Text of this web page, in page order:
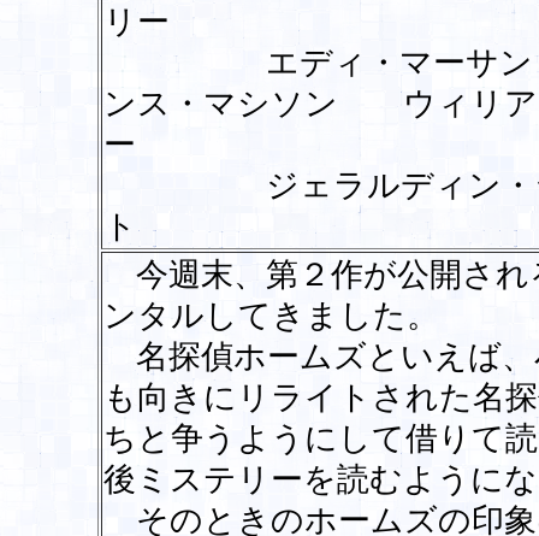
リー
エディ・マーサン
ンス・マシソン ウィリ
ー
ジェラルディン・ジ
ト
今週末、第２作が公開され
ンタルしてきました。
名探偵ホームズといえば
も向きにリライトされた名
ちと争うようにして借りて
後ミステリーを読むように
そのときのホームズの印